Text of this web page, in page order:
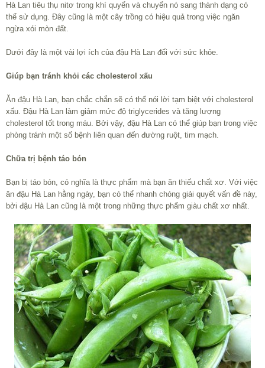
Hà Lan tiêu thụ nitơ trong khí quyển và chuyển nó sang thành dạng có
thể sử dụng. Đây cũng là một cây trồng có hiệu quả trong việc ngăn
ngừa xói mòn đất.
Dưới đây là một vài lợi ích của đậu Hà Lan đối với sức khỏe.
Giúp bạn tránh khỏi các cholesterol xấu
Ăn đậu Hà Lan, bạn chắc chắn sẽ có thể nói lời tạm biệt với cholesterol
xấu. Đậu Hà Lan làm giảm mức độ triglycerides và tăng lượng
cholesterol tốt trong máu. Bởi vậy, đậu Hà Lan có thể giúp bạn trong việc
phòng tránh một số bệnh liên quan đến đường ruột, tim mạch.
Chữa trị bệnh táo bón
Bạn bị táo bón, có nghĩa là thực phẩm mà bạn ăn thiếu chất xơ. Với việc
ăn đậu Hà Lan hằng ngày, bạn có thể nhanh chóng giải quyết vấn đề này,
bởi đậu Hà Lan cũng là một trong những thực phẩm giàu chất xơ nhất.